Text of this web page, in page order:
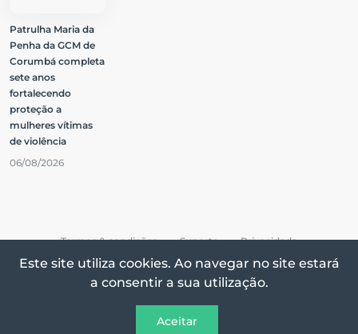
Patrulha Maria da
Penha da GCM de
Corumbá completa
sete anos
fortalecendo
proteção a
mulheres vítimas
de violência
06/08/2026
Todos os direitos reservados © 2026 Vox On
Termos & condições Suporte Privacidade
Este site utiliza cookies. Ao navegar no site estará
a consentir a sua utilização.
Aceitar